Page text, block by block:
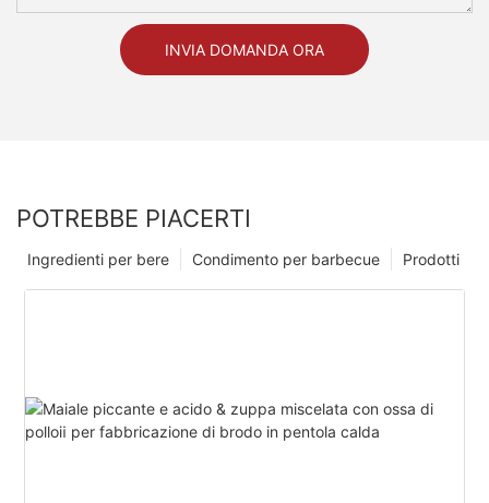
INVIA DOMANDA ORA
POTREBBE PIACERTI
Prodotti
Condimento per barbecue
Ingredienti per bere